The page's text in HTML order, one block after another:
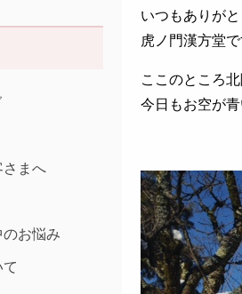
いつもありがと
虎ノ門漢方堂で
ここのところ
今日もお空が青
さまへ
のお悩み